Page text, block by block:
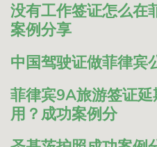
没有工作签证怎么在
案例分享
中国驾驶证做菲律宾
菲律宾9A旅游签证
用？成功案例分